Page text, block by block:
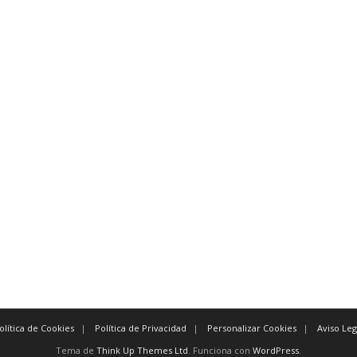
de Cookies Política de Privacidad Personalizar Cookies
Aviso
Tema de Think Up Themes Ltd . Funciona con WordPress